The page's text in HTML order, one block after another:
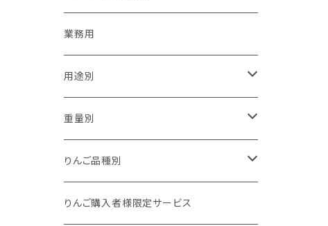
業務用
用途別
贈答用
家庭用（訳あり）
加工用
重量別
1kg以下
1kg
りんご品種別
夏あかり
りんご購入者様限定サービス